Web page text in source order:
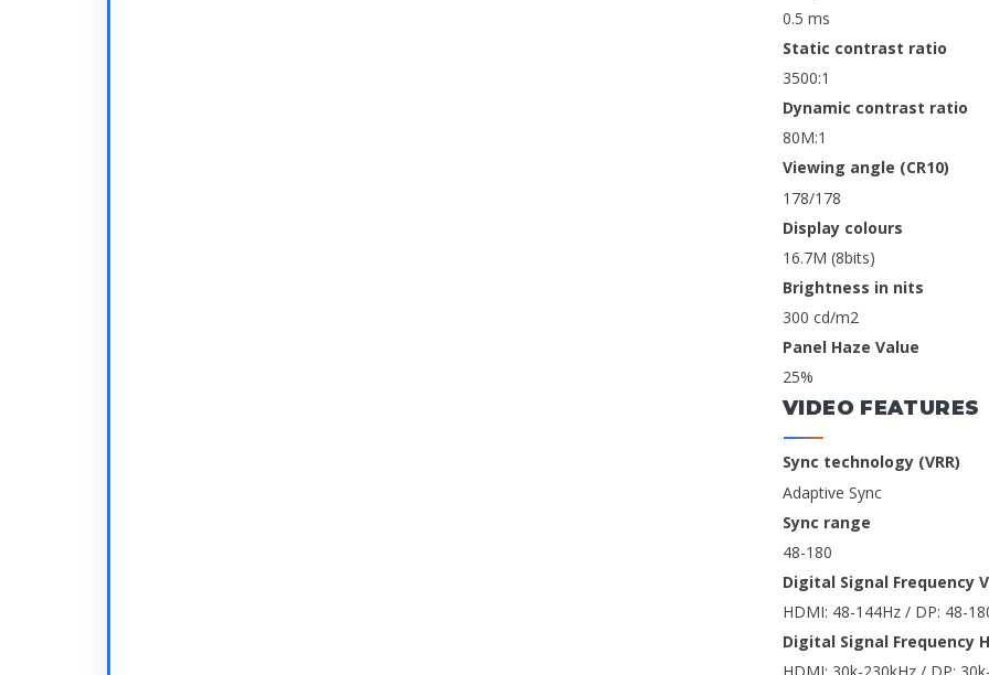
0.5 ms
Static contrast ratio
3500:1
Dynamic contrast ratio
80M:1
Viewing angle (CR10)
178/178
Display colours
16.7M (8bits)
Brightness in nits
300 cd/m2
Panel Haze Value
25%
VIDEO FEATURES
Sync technology (VRR)
Adaptive Sync
Sync range
48-180
Digital Signal Frequency
HDMI: 48-144Hz / DP: 48-
Digital Signal Frequency